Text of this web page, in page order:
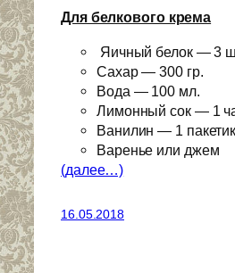
Для белкового крема
Яичный белок — 3
Сахар — 300 гр.
Вода — 100 мл.
Лимонный сок — 1
Ванилин — 1 пакетик
Варенье или джем
(далее…)
16.05.2018